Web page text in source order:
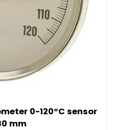
0-120°C sensor
mm